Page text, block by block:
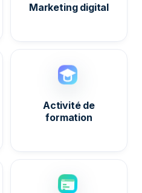
Marketing digital
Activité de
formation